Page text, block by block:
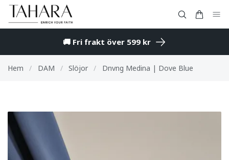
🚚 Fri frakt över 599 kr
Hem / DAM / Slöjor / Dnvng Medina | Dove Blue